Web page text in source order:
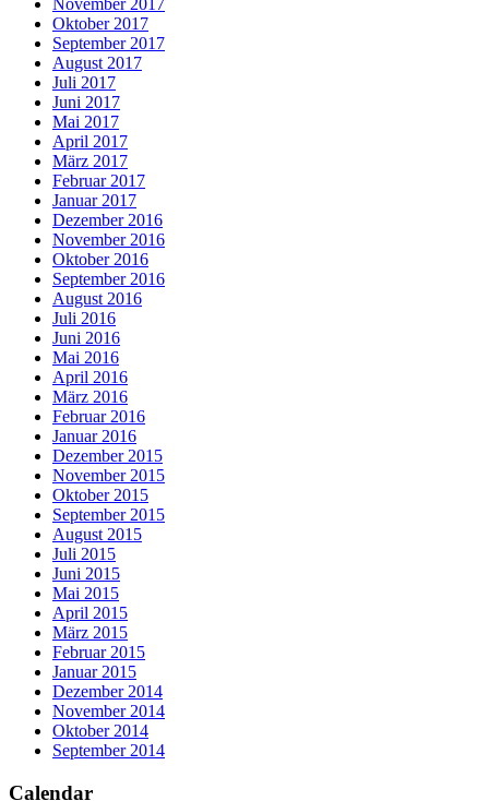
November 2017
Oktober 2017
September 2017
August 2017
Juli 2017
Juni 2017
Mai 2017
April 2017
März 2017
Februar 2017
Januar 2017
Dezember 2016
November 2016
Oktober 2016
September 2016
August 2016
Juli 2016
Juni 2016
Mai 2016
April 2016
März 2016
Februar 2016
Januar 2016
Dezember 2015
November 2015
Oktober 2015
September 2015
August 2015
Juli 2015
Juni 2015
Mai 2015
April 2015
März 2015
Februar 2015
Januar 2015
Dezember 2014
November 2014
Oktober 2014
September 2014
Calendar